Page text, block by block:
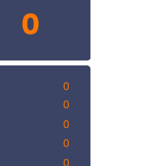
0
0
0
0
0
0